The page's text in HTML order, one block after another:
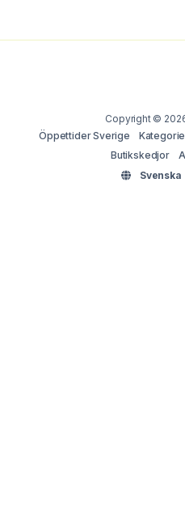
Copyright ©
Öppettider Sverige
Butikskedjor
Svenska